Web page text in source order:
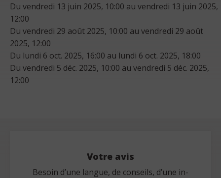
Du vendredi 13 juin 2025, 10:00 au vendredi 13 juin 2025,
12:00
Du vendredi 29 août 2025, 10:00 au vendredi 29 août
2025, 12:00
Du lundi 6 oct. 2025, 16:00 au lundi 6 oct. 2025, 18:00
Du vendredi 5 déc. 2025, 10:00 au vendredi 5 déc. 2025,
12:00
Votre avis
Besoin d’une langue, de conseils, d’une in-